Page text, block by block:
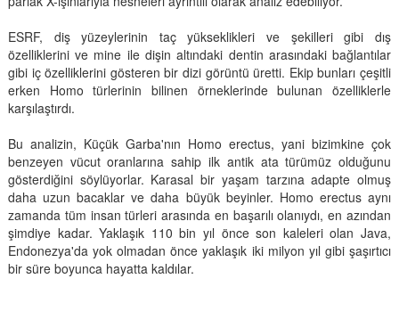
ESRF, diş yüzeylerinin taç yükseklikleri ve şekilleri gibi dış
özelliklerini ve mine ile dişin altındaki dentin arasındaki bağlantılar
gibi iç özelliklerini gösteren bir dizi görüntü üretti. Ekip bunları çeşitli
erken Homo türlerinin bilinen örneklerinde bulunan özelliklerle
karşılaştırdı.
Bu analizin, Küçük Garba'nın Homo erectus, yani bizimkine çok
benzeyen vücut oranlarına sahip ilk antik ata türümüz olduğunu
gösterdiğini söylüyorlar. Karasal bir yaşam tarzına adapte olmuş
daha uzun bacaklar ve daha büyük beyinler. Homo erectus aynı
zamanda tüm insan türleri arasında en başarılı olanıydı, en azından
şimdiye kadar. Yaklaşık 110 bin yıl önce son kaleleri olan Java,
Endonezya'da yok olmadan önce yaklaşık iki milyon yıl gibi şaşırtıcı
bir süre boyunca hayatta kaldılar.